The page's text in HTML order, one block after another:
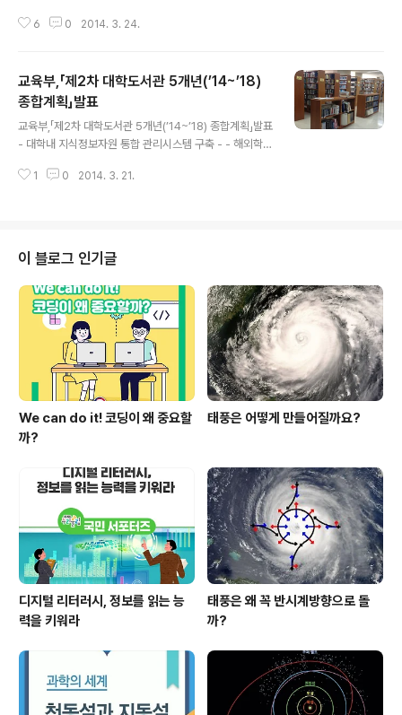
교 식중독 사고예방 및 안전하고 질 높은 급식제공을 위해,
함한 ｢학교급식 안전수칙｣을 식품의약품안전처와 함께 제
작, 각급학교에 보급한다고 밝혔습니다. ｢학교급식 안전수
칙｣의 주요 내용은, 개인위생 확인 및 안전사고 예방교육,
식재료 대면 검수, 식품 조리 시 교차오염 방지, 급식시설·
설비 및 기구 세척·소독 등의 내용을 포함하였고, 특히, 신
학기와 계절별로 더욱 주의가 필요한 사항을 월별로 제시
6 0 2014. 3. 24.
교육부,「제2차 대학도서관 5개년(’14~’18)
종합계획」발표
교육부,「제2차 대학도서관 5개년(’14~’18) 종합계획」발표
- 대학내 지식정보자원 통합 관리시스템 구축 - - 해외학술
도서관진흥법 제정 등 정책적 지원체제 강화 - 교육부(장관
에 걸친「제2차 대학도서관 5개년 종합계획(이하 제2차 종
합계획)」(‘14~’18)을 발표 하였습니다. 제2차 종합계획은
「제1차 대학도서관발전종합계획(이하 제1차 종합계획)」(‘0
9~’13)이 마무리됨에 따라, 제1차 종합계획의 성과 및 한
계를 분석하고 변화된 정책 환경 및 사회적 요구를 반영한
1 0 2014. 3. 21.
이 블로그 인기글
We can do it! 코딩이 왜 중요할
까?
태풍은 어떻게 만들어질까요?
디지털 리터러시, 정보를 읽는 능
력을 키워라
태풍은 왜 꼭 반시계방향으로 돌
까?